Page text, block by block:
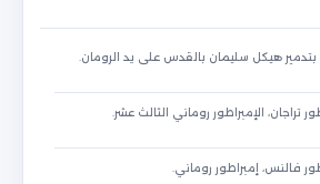
بتدمير هيكل سليمان بالقدس على يد الرومان.
تراجان، الإمبراطور روماني الثالث عشر.
فالنس، إمبراطور روماني.